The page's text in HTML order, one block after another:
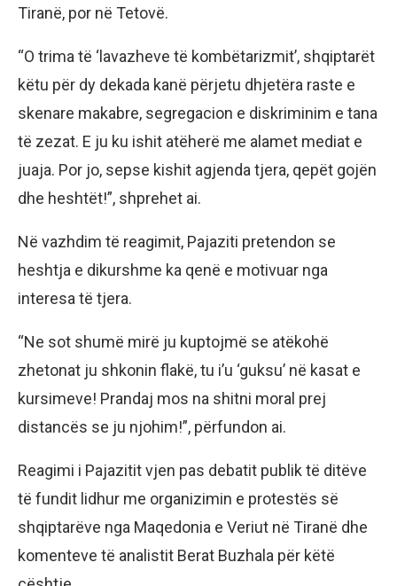
Tiranë, por në Tetovë.
“O trima të ‘lavazheve të kombëtarizmit’, shqiptarët
këtu për dy dekada kanë përjetu dhjetëra raste e
skenare makabre, segregacion e diskriminim e tana
të zezat. E ju ku ishit atëherë me alamet mediat e
juaja. Por jo, sepse kishit agjenda tjera, qepët gojën
dhe heshtët!”, shprehet ai.
Në vazhdim të reagimit, Pajaziti pretendon se
heshtja e dikurshme ka qenë e motivuar nga
interesa të tjera.
“Ne sot shumë mirë ju kuptojmë se atëkohë
zhetonat ju shkonin flakë, tu i’u ‘guksu’ në kasat e
kursimeve! Prandaj mos na shitni moral prej
distancës se ju njohim!”, përfundon ai.
Reagimi i Pajazitit vjen pas debatit publik të ditëve
të fundit lidhur me organizimin e protestës së
shqiptarëve nga Maqedonia e Veriut në Tiranë dhe
komenteve të analistit Berat Buzhala për këtë